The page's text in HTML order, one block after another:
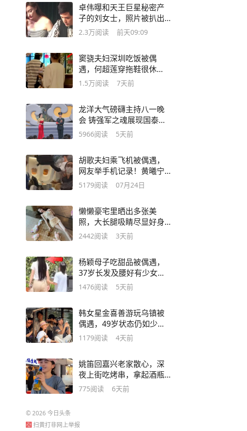
卓伟曝和天王巨星秘密产
子的刘女士，照片被扒出
了，很有气质！
2.3万阅读 前天09:09
窦骁夫妇深圳吃饭被偶
遇，何超莲穿拖鞋很休
闲，婚姻状态一目了然
1.5万阅读 7天前
龙洋大气磅礴主持八一晚
会 铸强军之魂展现国泰民
安
5966阅读 5天前
胡歌夫妇乘飞机被偶遇，
网友举手机记录！黄曦宁
挡老公前制止拍摄
5179阅读 07月24日
懒懒豪宅里晒出多张美
照，大长腿吸睛尽显好身
材！王思聪眼光不错
2442阅读 3天前
杨颖母子吃甜品被偶遇，
37岁长发及腰好有少女
感，小海绵很黏妈妈
1476阅读 5天前
韩女星金喜善游玩乌镇被
偶遇，49岁状态仍如少女
般，没有医美痕迹
1179阅读 4天前
姚笛回嘉兴老家散心，深
夜上街吃烤串，拿起酒瓶
就往嘴里猛灌！
775阅读 6天前
©2026今日头条
扫黄打非网上举报